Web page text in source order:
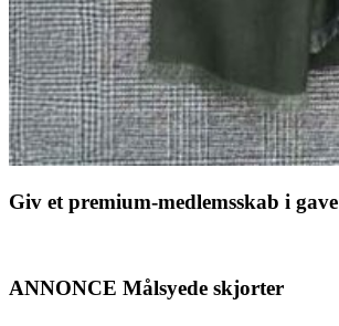
Giv et premium-medlemsskab i gave
ANNONCE Målsyede skjorter